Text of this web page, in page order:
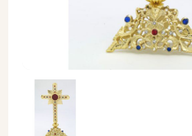
Relikwiarz z kamieniami